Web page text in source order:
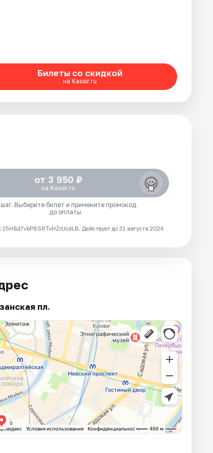
Билеты со скидкой
на Kassir.ru
от 3 950 ₽
на Kassir.ru
Выберите билет и примените промокод
до оплаты
Действует до 31 августа 2026
пл.